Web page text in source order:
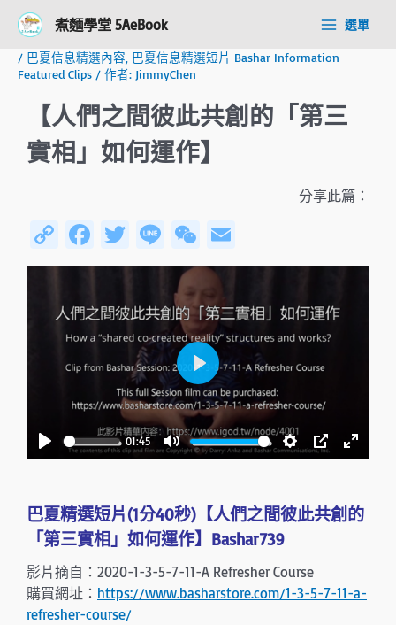
煮麵學堂 5AeBook
Main
Menu
選單
/ 巴夏信息精選內容 巴夏信息精選短片 Bashar Information
Featured Clips / 作者: JimmyChen
【人們之間彼此共創的「第三
實相」如何運作】
分享此篇：
C
o
Li
n
k
Fa
ce
o
ok
T
wi
er
Li
n
e
W
e
C
h
at
m
P
a
y
01:45
M
t
e
S
t
n
g
P
P
E
t
u
P
l
a
y
巴夏精選短片(1分40秒)【人們之間彼此共創的
「第三實相」如何運作】Bashar739
影片摘自：2020-1-3-5-7-11-A Refresher Course
購買網址： https://www.basharstore.com/1-3-5-7-11-a-
refresher-course/
navigation